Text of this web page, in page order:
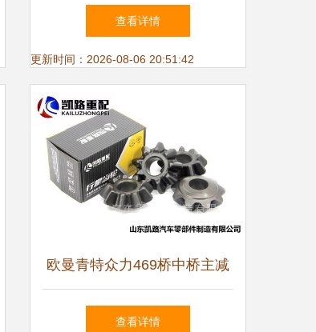
在升降设备中的卓越应用
查看详情
更新时间：2026-08-06 20:51:42
欧曼青特众力469桥中桥主减
速器总成详解 型号、价格、
查看详情